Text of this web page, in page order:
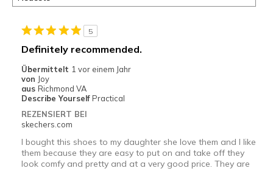
5
Definitely recommended.
Übermittelt 1 vor einem Jahr
von Joy
aus Richmond VA
Describe Yourself Practical
REZENSIERT BEI
skechers.com
I bought this shoes to my daughter she love them and I like
them because they are easy to put on and take off they
look comfy and pretty and at a very good price. They are